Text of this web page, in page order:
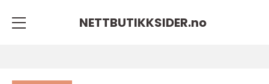
NETTBUTIKKSIDER.no